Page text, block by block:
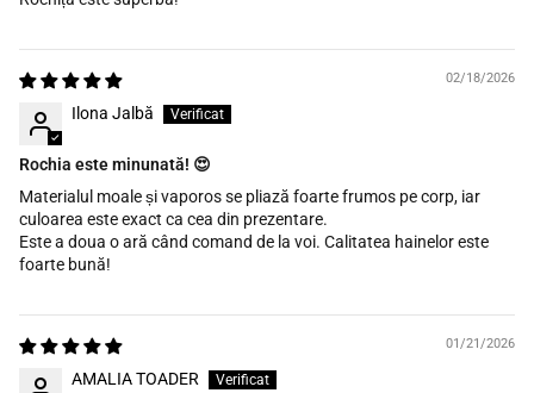
02/18/2026
Ilona Jalbă
Rochia este minunată! 😍
Materialul moale și vaporos se pliază foarte frumos pe corp, iar
culoarea este exact ca cea din prezentare.
Este a doua o ară când comand de la voi. Calitatea hainelor este
foarte bună!
01/21/2026
AMALIA TOADER